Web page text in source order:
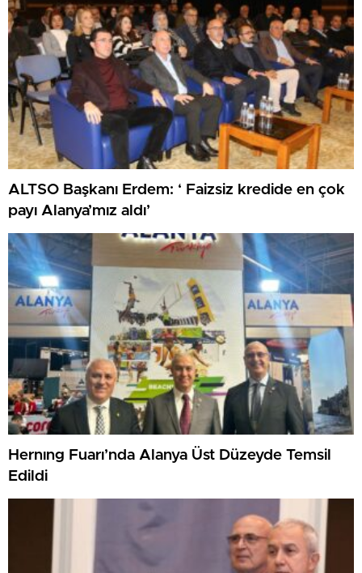
ALTSO Başkanı Erdem: ‘ Faizsiz kredide en çok
payı Alanya’mız aldı’
Hernıng Fuarı’nda Alanya Üst Düzeyde Temsil
Edildi